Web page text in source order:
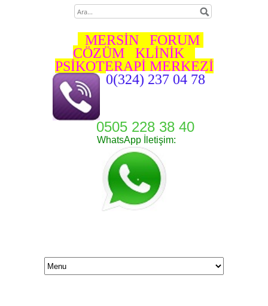
MERSİN FORUM
ÇÖZÜM KLİNİK
PSİKOTERAPİ MERKEZİ
0(324) 237 04 78
0505 228 38 40
WhatsApp İletişim: